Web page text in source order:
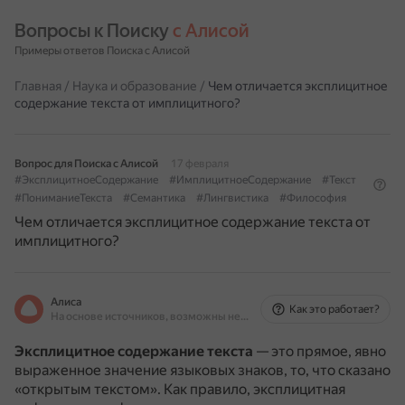
Вопросы к Поиску с Алисой
Примеры ответов Поиска с Алисой
Главная / Наука и образование / Чем отличается эксплицитное
содержание текста от имплицитного?
Вопрос для Поиска с Алисой
17 февраля
#ЭксплицитноеСодержание
#ИмплицитноеСодержание
#Текст
#ПониманиеТекста
#Семантика #Лингвистика #Философия
Чем отличается эксплицитное содержание текста от
имплицитного?
Алиса
На основе источников, возможны неточности
Как это работает?
Эксплицитное содержание текста — это прямое, явно
выраженное значение языковых знаков, то, что сказано
«открытым текстом». Как правило, эксплицитная